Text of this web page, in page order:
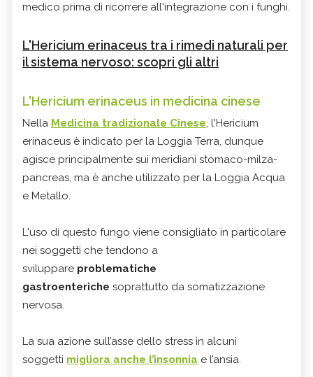
medico prima di ricorrere all'integrazione con i funghi.
L'Hericium erinaceus tra i rimedi naturali per
il sistema nervoso: scopri gli altri
L'Hericium erinaceus in medicina cinese
Nella Medicina tradizionale Cinese, l'Hericium
erinaceus è indicato per la Loggia Terra, dunque
agisce principalmente sui meridiani stomaco-milza-
pancreas, ma è anche utilizzato per la Loggia Acqua
e Metallo.
L'uso di questo fungo viene consigliato in particolare
nei soggetti che tendono a
sviluppare problematiche
gastroenteriche soprattutto da somatizzazione
nervosa.
La sua azione sull’asse dello stress in alcuni
soggetti migliora anche l’insonnia e l’ansia.